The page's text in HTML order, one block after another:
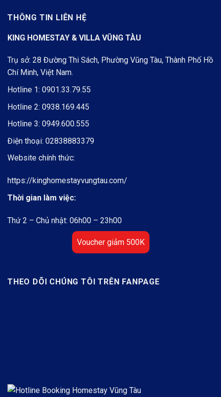
THÔNG TIN LIÊN HỆ
KING HOMESTAY & VILLA VŨNG TÀU
Trụ sở: 28 Đường Thi Sách, Phường Vũng Tàu, Thành Phố Hồ
Chí Minh, Việt Nam.
Hotline 1: 0901.33.79.55
Hotline 2: 0938.169.445
Hotline 3: 0949.600.555
Điện thoại: 02838883379
Website chính thức:
https://kinghomestayvungtau.com/
Thời gian làm việc:
Thứ 2 – Chủ nhật: 06h00 – 23h00
Voucher giảm 500K
THEO DÕI CHÚNG TÔI TRÊN FANPAGE